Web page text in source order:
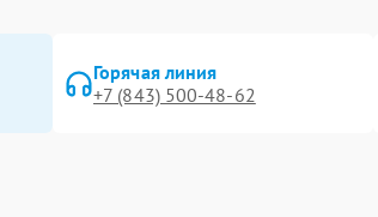
Горячая линия
+7 (843) 500-48-62